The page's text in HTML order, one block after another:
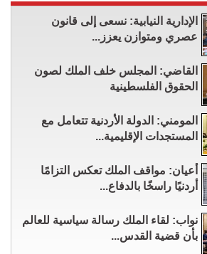
الإدارية النيابية: نسعى إلى قانون
عصري ومتوازن يعزز...
القاضي: المجلس خلف الملك لصون
الحقوق الفلسطينية
المومني: الدولة الأردنية تتعامل مع
المستجدات الإقليمية...
أعيان: مواقف الملك تعكس التزامًا
أردنيًا راسخًا بالدفاع...
نواب: لقاء الملك رسالة سياسية للعالم
بأن قضية القدس...